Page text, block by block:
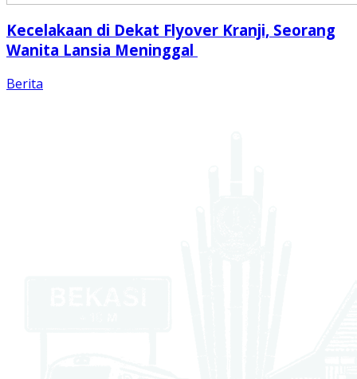
Kecelakaan di Dekat Flyover Kranji, Seorang
Wanita Lansia Meninggal
Berita